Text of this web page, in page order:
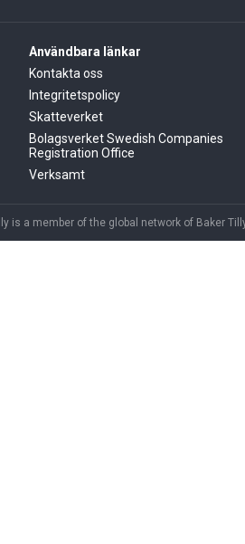
Användbara länkar
Kontakta oss
Integritetspolicy
Skatteverket
Bolagsverket Swedish Companies
Registration Office
Verksamt
is a member of the global network of Baker